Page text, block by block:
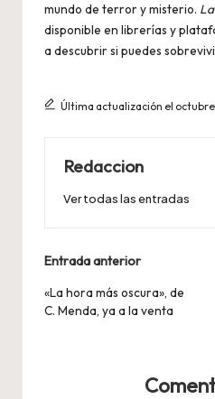
mundo de terror y misterio.
disponible en librerías y
a descubrir si puedes
Última actualización el octubre
Redaccion
Ver todas las entradas
Navegación
de
entradas
Entrada anterior
«La hora más oscura», de
C. Menda, ya a la venta